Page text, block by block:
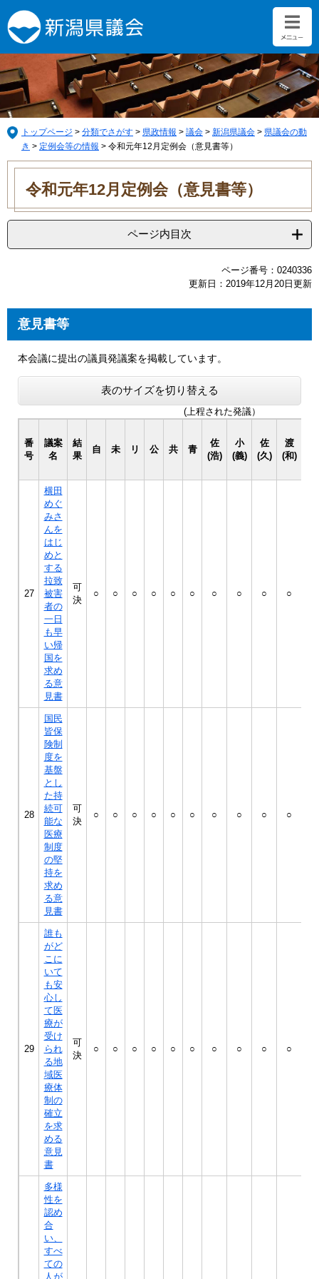
ー
ジ
の
先
頭
で
す。
ニ
ュ
ー
を
飛
ば
し
て
トップページ > 分類でさがす > 県政情報 > 議会 > 新潟県議会 > 県議会の動
き > 定例会等の情報 > 令和元年12月定例会（意見書等）
本
令和元年12月定例会（意見書等）
ページ内目次
ページ番号：0240336
更新日：2019年12月20日更新
意見書等
本会議に提出の議員発議案を掲載しています。
表のサイズを切り替える
番
号
議案
名
結
果
自 未 リ 公 共 青
佐
(浩)
小
(義)
佐
(久)
渡
(和)
(上程された発議）
27
横田
めぐ
みさ
んを
はじ
めと
する
拉致
被害
者の
一日
も早
い帰
国を
求め
る意
見書
可
決
○ ○ ○ ○ ○ ○ ○ ○ ○ ○
28
国民
皆保
険制
度を
基盤
とし
た持
続可
能な
医療
制度
の堅
持を
求め
る意
見書
可
決
○ ○ ○ ○ ○ ○ ○ ○ ○ ○
29
誰も
がど
こに
いて
も安
心し
て医
療が
受け
られ
る地
域医
療体
制の
確立
を求
める
意見
書
可
決
○ ○ ○ ○ ○ ○ ○ ○ ○ ○
多様
性を
認め
合
い、
すべ
ての
人が